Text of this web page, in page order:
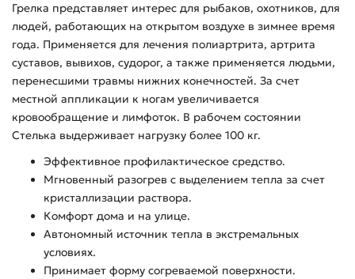
Грелка представляет интерес для рыбаков, охотников, для
людей, работающих на открытом воздухе в зимнее время
года. Применяется для лечения полиартрита, артрита
суставов, вывихов, судорог, а также применяется людьми,
перенесшими травмы нижних конечностей. За счет
местной аппликации к ногам увеличивается
кровообращение и лимфоток. В рабочем состоянии
Стелька выдерживает нагрузку более 100 кг.
Эффективное профилактическое средство.
Мгновенный разогрев с выделением тепла за счет
кристаллизации раствора.
Комфорт дома и на улице.
Автономный источник тепла в экстремальных
условиях.
Принимает форму согреваемой поверхности.